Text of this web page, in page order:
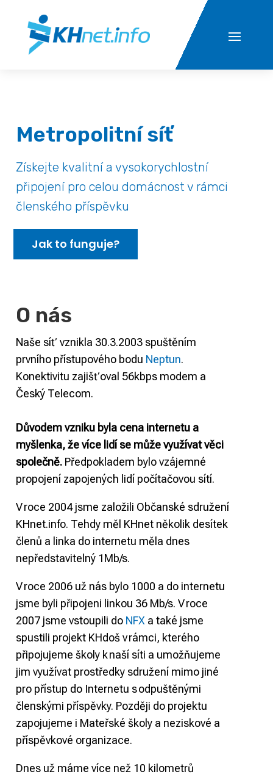
Metropolitní síť
Získejte kvalitní a vysokorychlostní
připojení pro celou domácnost v rámci
členského příspěvku
Jak to funguje?
O nás
Naše síť vznikla 30.3.2003 spuštěním
prvního přístupového bodu Neptun.
Konektivitu zajišťoval 56kbps modem a
Český Telecom.
Důvodem vzniku byla cena internetu a
myšlenka, že více lidí se může využívat věci
společně. Předpokladem bylo vzájemné
propojení zapojených lidí počítačovou sítí.
V roce 2004 jsme založili Občanské sdružení
KHnet.info. Tehdy měl KHnet několik desítek
členů a linka do internetu měla dnes
nepředstavitelný 1Mb/s.
V roce 2006 už nás bylo 1000 a do internetu
jsme byli připojeni linkou 36 Mb/s. V roce
2007 jsme vstoupili do NFX a také jsme
spustili projekt KHdoš v rámci, kterého
připojujeme školy k naší síti a umožňujeme
jim využívat prostředky sdružení mimo jiné
pro přístup do Internetu s odpuštěnými
členskými příspěvky. Později do projektu
zapojujeme i Mateřské školy a neziskové a
příspěvkové organizace.
Dnes už máme více než 10 kilometrů